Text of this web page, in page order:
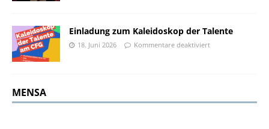
Einladung zum Kaleidoskop der Talente
18. Juni 2026 Kommentare deaktiviert
MENSA